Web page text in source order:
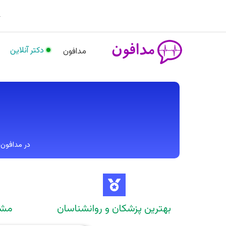
مدافون دکتر آنلاین
در مدافون، بیش از 1000 پزشک در 45 تخصص
بهترین پزشکان و روانشناسان